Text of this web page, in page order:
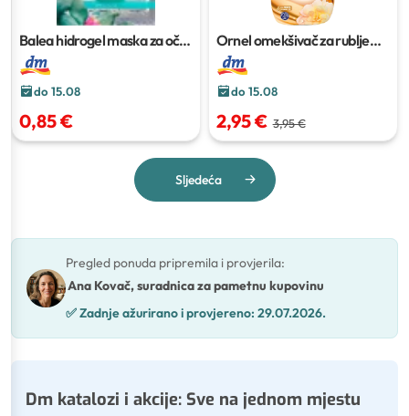
Balea hidrogel maska za oči2
kom
do 15.08
0,85 €
Ornel omekšivač za rublje
Golden Dream
do 15.08
2,95 € 3,95 €
Sljedeća
Pregled ponuda pripremila i provjerila:
Ana Kovač, suradnica za pametnu kupovinu
✅Zadnje ažurirano i provjereno: 29.07.2026.
Dm katalozi i akcije: Sve na jednom mjestu